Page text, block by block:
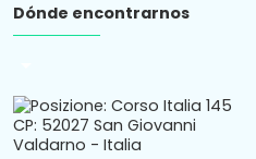
Dónde encontrarnos